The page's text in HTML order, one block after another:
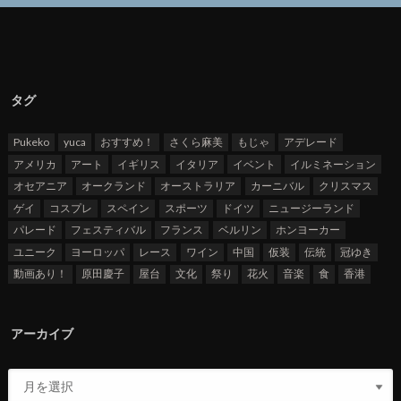
タグ
Pukeko yuca おすすめ！ さくら麻美 もじゃ
アデレード
アメリカ
アート イギリス イタリア イベント
イルミネーション
オセアニア
オークランド オーストラリア カーニバル
クリスマス
ゲイ
コスプレ スペイン スポーツ ドイツ
ニュージーランド
パレード
フェスティバル フランス ベルリン
ホンヨーカー
ユニーク
ヨーロッパ レース ワイン 中国 仮装 伝統
冠ゆき
動画あり！
原田慶子 屋台 文化 祭り 花火 音楽 食 香港
アーカイブ